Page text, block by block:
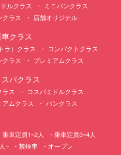
ドルクラス
ミニバンクラス
クラス 店舗オリジナル
クラス
ラ）クラス
コンパクトクラス
クラス プレミアムクラス
パクラス
ラス
コスパミドルクラス
アムクラス バンクラス
乗車定員1~2人
乗車定員3~4人
~ 禁煙車
オープン